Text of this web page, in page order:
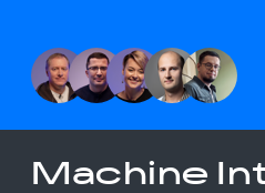
Machine